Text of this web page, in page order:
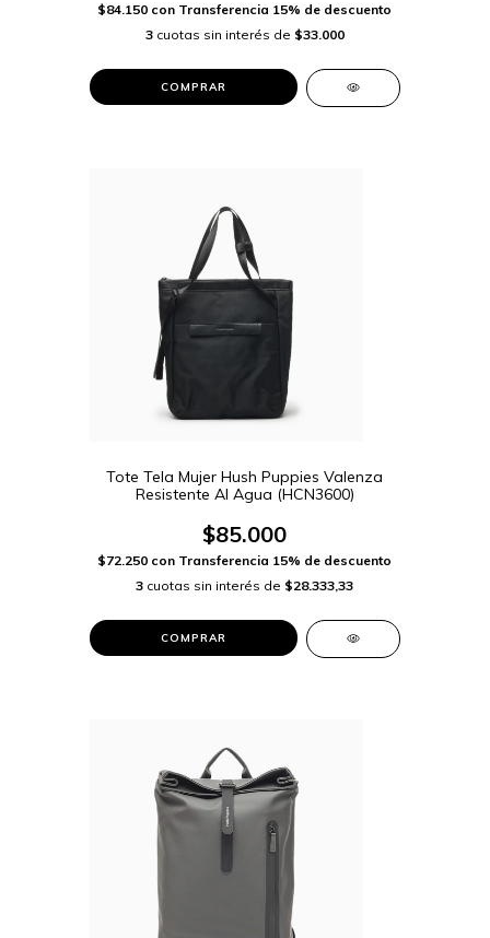
$84.150 con Transferencia 15% de descuento
3 cuotas sin interés de $33.000
COMPRAR
Tote Tela Mujer Hush Puppies Valenza
Resistente Al Agua (HCN3600)
$85.000
$72.250 con Transferencia 15% de descuento
3 cuotas sin interés de $28.333,33
COMPRAR